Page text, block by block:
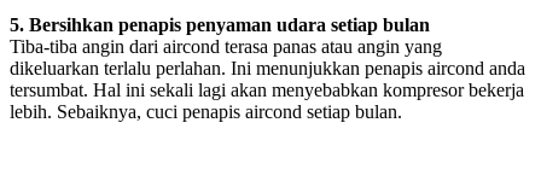
5. Bersihkan penapis penyaman udara setiap bulan
Tiba-tiba angin dari aircond terasa panas atau angin yang
dikeluarkan terlalu perlahan. Ini menunjukkan penapis aircond anda
tersumbat. Hal ini sekali lagi akan menyebabkan kompresor bekerja
lebih. Sebaiknya, cuci penapis aircond setiap bulan.